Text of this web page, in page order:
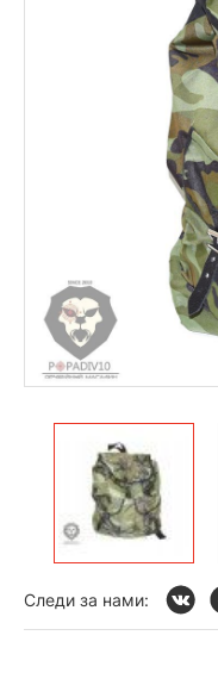
Следи за нами: